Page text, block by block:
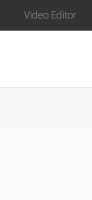
Video Editor